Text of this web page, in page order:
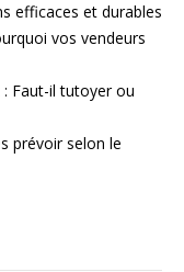
efficaces et durables
vos vendeurs
Faut-il tutoyer ou
prévoir selon le